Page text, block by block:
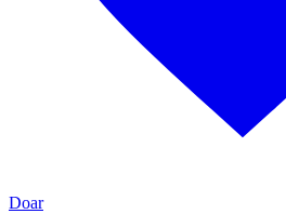
Doar